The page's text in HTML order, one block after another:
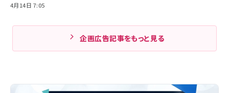
4月14日 7:05
企画広告記事をもっと見る